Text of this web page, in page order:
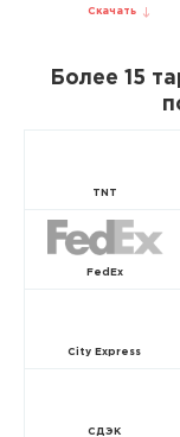
Скачать
Более 15
TNT
FedEx
City Express
СДЭК